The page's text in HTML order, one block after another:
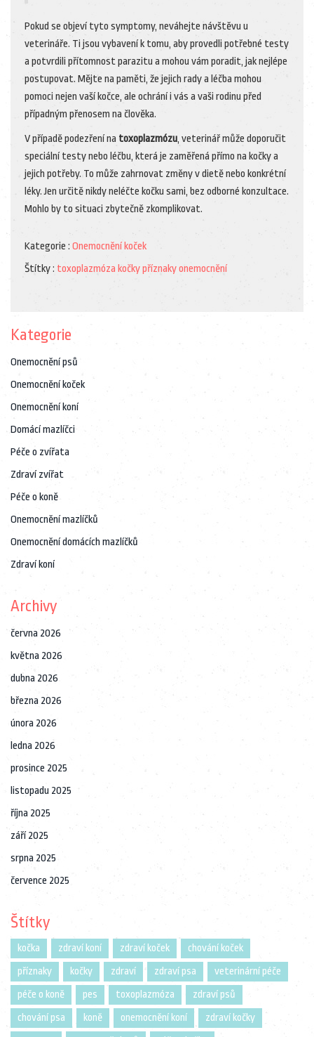
Pokud se objeví tyto symptomy, neváhejte návštěvu u
veterináře. Ti jsou vybavení k tomu, aby provedli potřebné testy
a potvrdili přítomnost parazitu a mohou vám poradit, jak nejlépe
postupovat. Mějte na paměti, že jejich rady a léčba mohou
pomoci nejen vaší kočce, ale ochrání i vás a vaši rodinu před
případným přenosem na člověka.
V případě podezření na toxoplazmózu, veterinář může doporučit
speciální testy nebo léčbu, která je zaměřená přímo na kočky a
jejich potřeby. To může zahrnovat změny v dietě nebo konkrétní
léky. Jen určitě nikdy neléčte kočku sami, bez odborné konzultace.
Mohlo by to situaci zbytečně zkomplikovat.
Kategorie : Onemocnění koček
Štítky : toxoplazmóza kočkypříznakyonemocnění
Kategorie
Onemocnění psů
Onemocnění koček
Onemocnění koní
Domácí mazlíčci
Péče o zvířata
Zdraví zvířat
Péče o koně
Onemocnění mazlíčků
Onemocnění domácích mazlíčků
Zdraví koní
Archivy
června 2026
května 2026
dubna 2026
března 2026
února 2026
ledna 2026
prosince 2025
listopadu 2025
října 2025
září 2025
srpna 2025
července 2025
Štítky
kočka zdraví koní zdraví koček
chování koček
příznaky
kočky zdraví zdraví psa
veterinární péče
péče o koně
pes toxoplazmóza
zdraví psů
chování psa
koně onemocnění koní
zdraví kočky